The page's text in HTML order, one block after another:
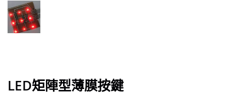
LED矩陣型薄膜按鍵